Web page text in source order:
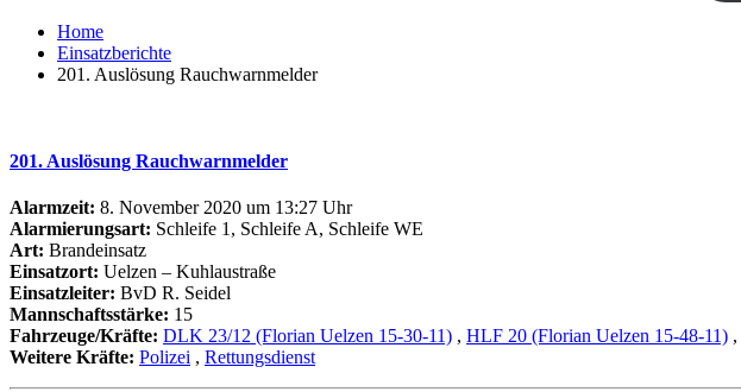
Home
Einsatzberichte
201. Auslösung Rauchwarnmelder
201. Auslösung Rauchwarnmelder
Alarmzeit: 8. November 2020 um 13:27 Uhr
Alarmierungsart: Schleife 1, Schleife A, Schleife WE
Art: Brandeinsatz
Einsatzort: Uelzen – Kuhlaustraße
Einsatzleiter: BvD R. Seidel
Mannschaftsstärke: 15
Fahrzeuge/Kräfte: DLK 23/12 (Florian Uelzen 15-30-11) , HLF 20 (Florian Uelzen 15-48-11) ,
Weitere Kräfte: Polizei , Rettungsdienst